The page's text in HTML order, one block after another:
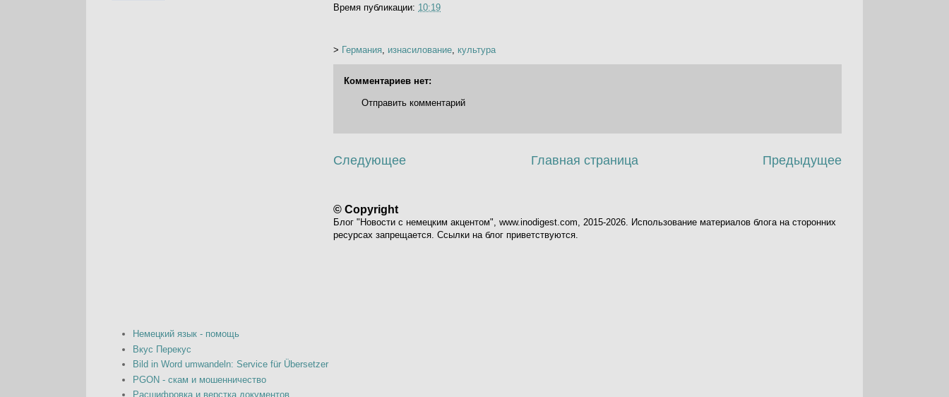
Время публикации: 10:19
> Германия изнасилование культура
Комментариев нет:
Отправить комментарий
Следующее Предыдущее
Главная страница
© Copyright
Блог "Новости с немецким акцентом", www.inodigest.com, 2015-2026. Использование материалов блога на сторонних
ресурсах запрещается. Ссылки на блог приветствуются.
Немецкий язык - помощь
Вкус Перекус
Bild in Word umwandeln: Service für Übersetzer
PGON - скам и мошенничество
Расшифровка и верстка документов